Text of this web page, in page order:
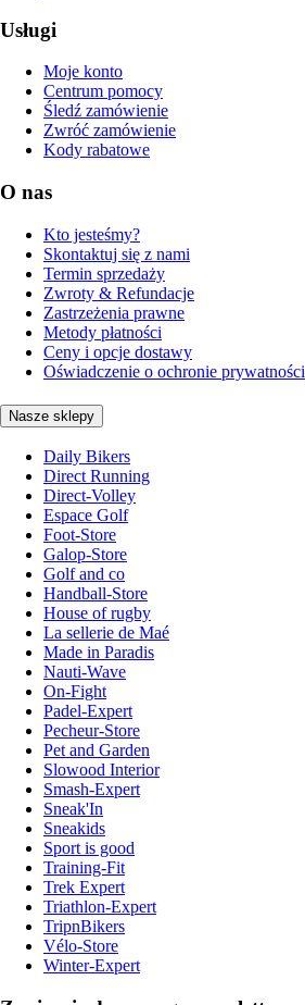
Usługi
Moje konto
Centrum pomocy
Śledź zamówienie
Zwróć zamówienie
Kody rabatowe
O nas
Kto jesteśmy?
Skontaktuj się z nami
Termin sprzedaży
Zwroty & Refundacje
Zastrzeżenia prawne
Metody płatności
Ceny i opcje dostawy
Oświadczenie o ochronie prywatności
Nasze sklepy
Daily Bikers
Direct Running
Direct-Volley
Espace Golf
Foot-Store
Galop-Store
Golf and co
Handball-Store
House of rugby
La sellerie de Maé
Made in Paradis
Nauti-Wave
On-Fight
Padel-Expert
Pecheur-Store
Pet and Garden
Slowood Interior
Smash-Expert
Sneak'In
Sneakids
Sport is good
Training-Fit
Trek Expert
Triathlon-Expert
TripnBikers
Vélo-Store
Winter-Expert